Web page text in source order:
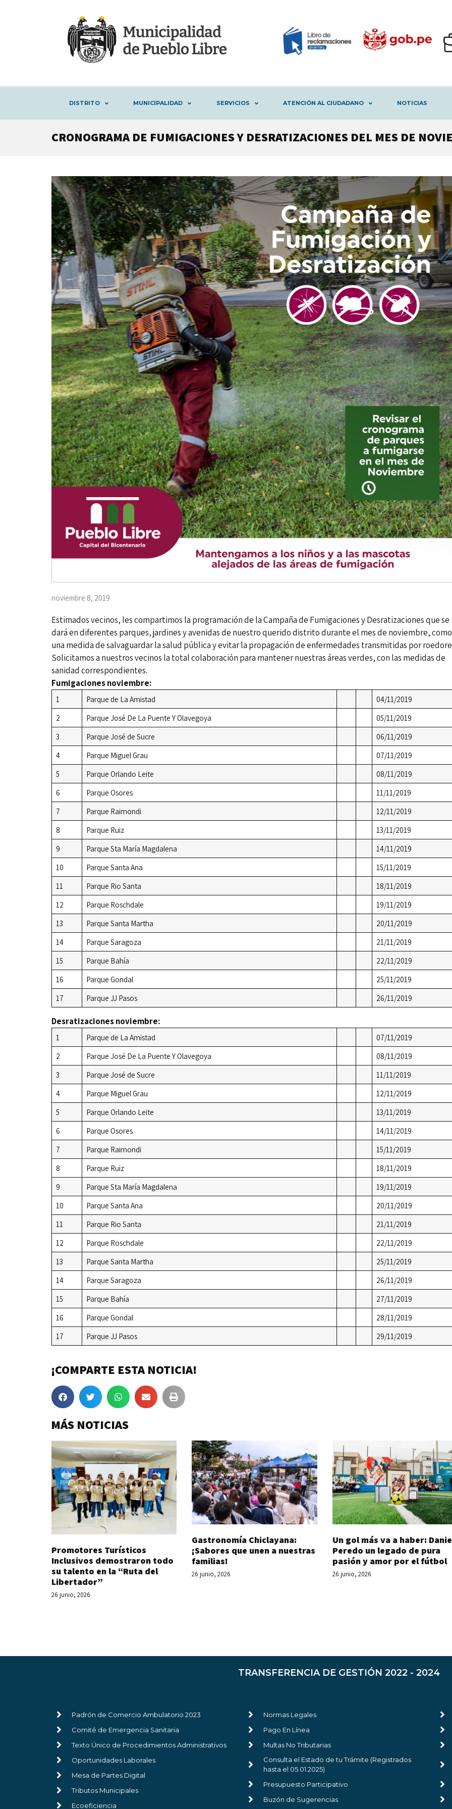
DISTRITO MUNICIPALIDAD SERVICIOS ATENCIÓN AL CIUDADANO NOTICIAS
CRONOGRAMA DE FUMIGACIONES Y DESRATIZACIONES DEL MES DE
noviembre 8, 2019
Estimados vecinos, les compartimos la programación de la Campaña de Fumigaciones y Desratizaciones que se
dará en diferentes parques, jardines y avenidas de nuestro querido distrito durante el mes de noviembre, como
una medida de salvaguardar la salud pública y evitar la propagación de enfermedades transmitidas por
Solicitamos a nuestros vecinos la total colaboración para mantener nuestras áreas verdes, con las medidas de
sanidad correspondientes.
Fumigaciones noviembre:
1 Parque de La Amistad
04/11/2019
2
Parque José De La Puente Y Olavegoya
05/11/2019
3
Parque José de Sucre
06/11/2019
4
Parque Miguel Grau
07/11/2019
5
Parque Orlando Leite
08/11/2019
6
Parque Osores
11/11/2019
7
Parque Raimondi
12/11/2019
8
Parque Ruiz
13/11/2019
9
Parque Sta María Magdalena
14/11/2019
10
Parque Santa Ana
15/11/2019
11
Parque Rio Santa
18/11/2019
12
Parque Roschdale
19/11/2019
13
Parque Santa Martha
20/11/2019
14
Parque Saragoza
21/11/2019
15
Parque Bahía
22/11/2019
16
Parque Gondal
25/11/2019
17
Parque JJ Pasos 26/11/2019
Desratizaciones noviembre:
1 Parque de La Amistad
07/11/2019
2
Parque José De La Puente Y Olavegoya
08/11/2019
3
Parque José de Sucre
11/11/2019
4
Parque Miguel Grau
12/11/2019
5
Parque Orlando Leite
13/11/2019
6
Parque Osores
14/11/2019
7
Parque Raimondi
15/11/2019
8
Parque Ruiz
18/11/2019
9
Parque Sta María Magdalena
19/11/2019
10
Parque Santa Ana
20/11/2019
11
Parque Rio Santa
21/11/2019
12
Parque Roschdale
22/11/2019
13
Parque Santa Martha
25/11/2019
14
Parque Saragoza
26/11/2019
15
Parque Bahía
27/11/2019
16
Parque Gondal
28/11/2019
17
Parque JJ Pasos 29/11/2019
¡COMPARTE ESTA NOTICIA!
MÁS NOTICIAS
Promotores Turísticos
Inclusivos demostraron todo
su talento en la “Ruta del
Libertador”
26 junio, 2026
Gastronomía Chiclayana:
¡Sabores que unen a nuestras
familias!
26 junio, 2026
Un gol más va a haber:
Peredo un legado de pura
pasión y amor por el fútbol
26 junio, 2026
TRANSFERENCIA DE GESTIÓN 2022 - 2024
Padrón de Comercio Ambulatorio 2023
Comité de Emergencia Sanitaria
Texto Único de Procedimientos Administrativos
Oportunidades Laborales
Mesa de Partes Digital
Tributos Municipales
Ecoeficiencia
Normas Legales
Pago En Línea
Multas No Tributarias
Consulta el Estado de tu Trámite (Registrados
hasta el 05.01.2025)
Presupuesto Participativo
Buzón de Sugerencias